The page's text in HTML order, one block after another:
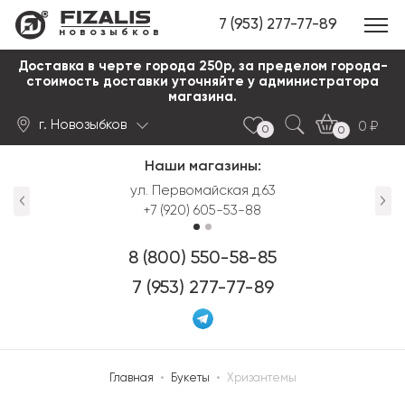
новозыбков 7 (953) 277-77-89
Доставка в черте города 250р, за пределом города-
стоимость доставки уточняйте у администратора
магазина.
г. Новозыбков 0 0
0
Наши магазины:
ул. Первомайская д.63
+7 (920) 605-53-88
8 (800) 550-58-85
7 (953) 277-77-89
Главная • Букеты • Хризантемы